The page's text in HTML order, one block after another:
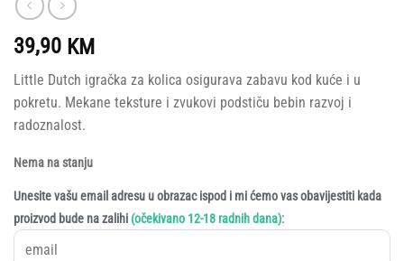
39,90 KM
Little Dutch igračka za kolica osigurava zabavu kod kuće i u
pokretu. Mekane teksture i zvukovi podstiču bebin razvoj i
radoznalost.
Nema na stanju
Unesite vašu email adresu u obrazac ispod i mi ćemo vas obavijestiti kada
proizvod bude na zalihi (očekivano 12-18 radnih dana):